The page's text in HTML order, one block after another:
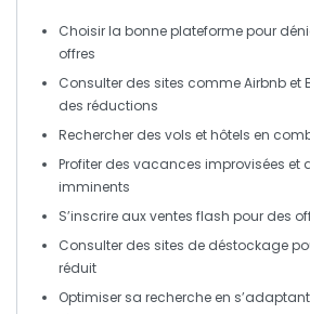
Choisir la bonne plateformepour
offres
Consulter des sites commeAirbnb et
des réductions
Rechercher des vols et hôtels en
Profiter des vacances improvisées et
imminents
S’inscrire auxventes flash pour des
Consulter des sites de déstockage
réduit
Optimiser sa recherche en